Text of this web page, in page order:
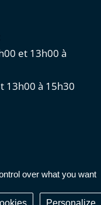
over what you want
Personalize
et 13h00 à
13h00 à 15h30